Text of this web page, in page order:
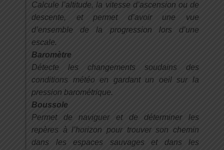
Calcule l’altitude, la vitesse d’ascension ou de
descente, et permet d’avoir une vue
d’ensemble de la progression lors d’une
escale.
Baromètre
Détecte les changements soudains des
conditions météo en gardant un oeil sur la
pression barométrique.
Boussole
Permet de naviguer et de déterminer les
repères à l’horizon pour trouver son chemin
dans les espaces sauvages et dans les